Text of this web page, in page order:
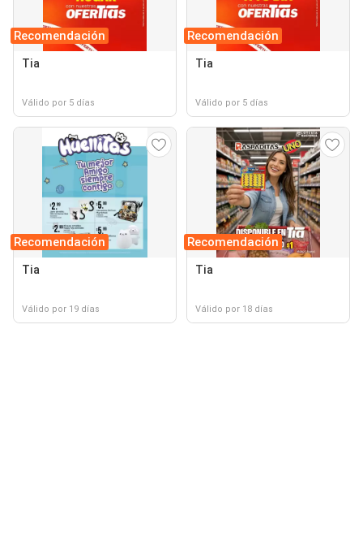
Recomendación
Tia
Válido por 5 días
Recomendación
Tia
Válido por 5 días
Recomendación
Tia
Válido por 19 días
Recomendación
Tia
Válido por 18 días